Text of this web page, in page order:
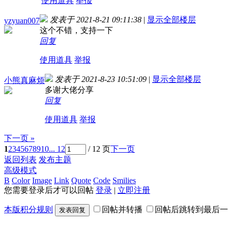
yzyuan007 发表于 2021-8-21 09:11:38 | 显示全部楼层
这个不错，支持一下
回复
使用道具 举报
小熊真麻烦 发表于 2021-8-23 10:51:09 | 显示全部楼层
多谢大佬分享
回复
使用道具 举报
下一页 »
12345678910... 12 / 12 页下一页
返回列表 发布主题
高级模式
B Color Image Link Quote Code Smilies
您需要登录后才可以回帖 登录 | 立即注册
本版积分规则 发表回复 回帖并转播 回帖后跳转到最后